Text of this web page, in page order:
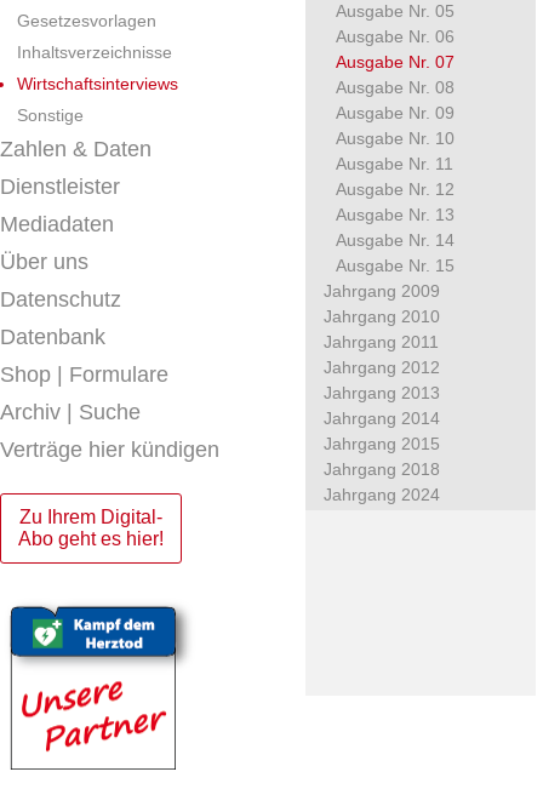
Gesetzesvorlagen
Inhaltsverzeichnisse
Wirtschaftsinterviews
Sonstige
Zahlen & Daten
Dienstleister
Mediadaten
Über uns
Datenschutz
Datenbank
Shop | Formulare
Archiv | Suche
Verträge hier kündigen
Zu Ihrem Digital-
Abo geht es hier!
Ausgabe Nr. 05
Ausgabe Nr. 06
Ausgabe Nr. 07
Ausgabe Nr. 08
Ausgabe Nr. 09
Ausgabe Nr. 10
Ausgabe Nr. 11
Ausgabe Nr. 12
Ausgabe Nr. 13
Ausgabe Nr. 14
Ausgabe Nr. 15
Jahrgang 2009
Jahrgang 2010
Jahrgang 2011
Jahrgang 2012
Jahrgang 2013
Jahrgang 2014
Jahrgang 2015
Jahrgang 2018
Jahrgang 2024